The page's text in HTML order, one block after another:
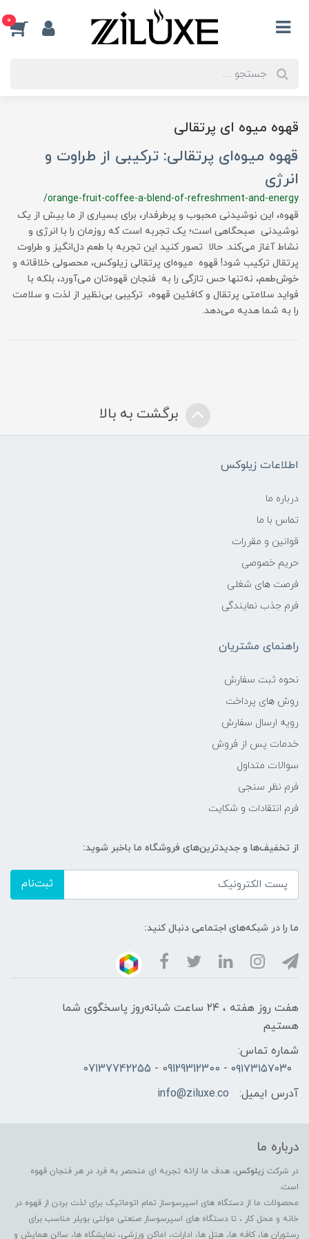
0
قهوه میوه ای پرتقالی
قهوه میوه‌ای پرتقالی: ترکیبی از طراوت و
انرژی
/orange-fruit-coffee-a-blend-of-refreshment-and-energy
قهوه، این نوشیدنی محبوب و پرطرفدار، برای بسیاری از ما بیش از یک
نوشیدنی صبحگاهی است؛ یک تجربه است که روزمان را با انرژی و
نشاط آغاز می‌کند. حالا تصور کنید این تجربه با طعم دل‌انگیز و طراوت
پرتقال ترکیب شود! قهوه میوه‌ای پرتقالی زیلوکس، محصولی خلاقانه و
خوش‌طعم، نه‌تنها حس تازگی را به فنجان قهوه‌تان می‌آورد، بلکه با
فواید سلامتی پرتقال و کافئین قهوه، ترکیبی بی‌نظیر از لذت و سلامت
را به شما هدیه می‌دهد.
برگشت به بالا
اطلاعات زیلوکس
درباره ما
تماس با ما
قوانین و مقررات
حریم خصوصی
فرصت های شغلی
فرم جذب نمایندگی
راهنمای مشتریان
نحوه ثبت سفارش
روش های پرداخت
رویه ارسال سفارش
خدمات پس از فروش
سوالات متداول
فرم نظر سنجی
فرم انتقادات و شکایت
از تخفیف‌ها و جدیدترین‌های فروشگاه ما باخبر شوید:
ثبت‌نام
ما را در شبکه‌های اجتماعی دنبال کنید:
هفت روز هفته ، ۲۴ ساعت شبانه‌روز پاسخگوی شما
هستیم
شماره تماس:
۰۹۱۷۳۱۵۷۰۳۰ - 09129312300 - 07137742255
آدرس ایمیل:
info@ziluxe.co
درباره ما
در شرکت زیلوکس، هدف ما ارائه تجربه ای منحصر به فرد در هر فنجان قهوه
است.
محصولات ما از دستگاه های اسپرسوساز تمام اتوماتیک برای لذت بردن از قهوه در
خانه و محل کار ، تا دستگاه های اسپرسوساز صنعتی مولتی بویلر مناسب برای
رستوران ها، کافه ها، هتل ها، ادارات، اماکن ورزشی، نمایشگاه ها، سالن همایش و